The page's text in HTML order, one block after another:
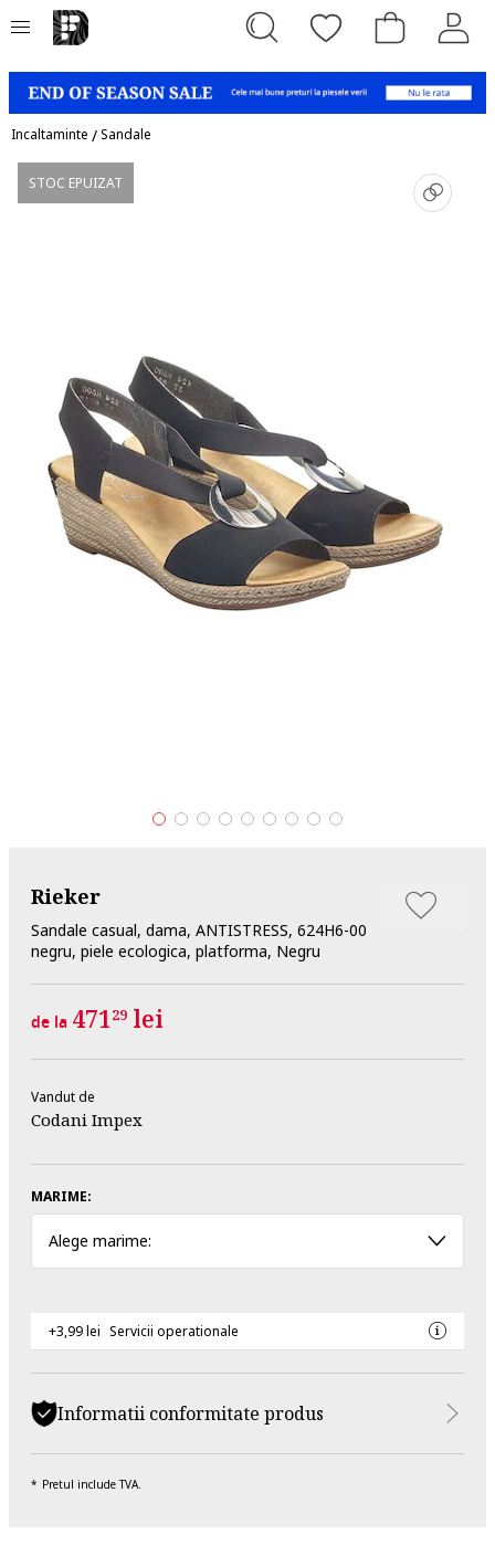
Incaltaminte /Sandale
STOC EPUIZAT
Rieker
Sandale casual, dama, ANTISTRESS, 624H6-00
negru, piele ecologica, platforma, Negru
de la 47129 lei
Vandut de
Codani Impex
MARIME:
Alege marime:
+3,99 lei Servicii operationale
Informatii conformitate produs
Pretul include TVA.